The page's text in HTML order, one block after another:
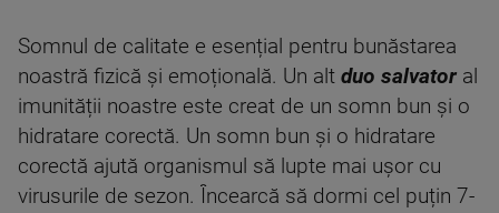
Somnul de calitate e esențial pentru bunăstarea
noastră fizică și emoțională. Un alt duo salvator al
imunității noastre este creat de un somn bun și o
hidratare corectă. Un somn bun și o hidratare
corectă ajută organismul să lupte mai ușor cu
virusurile de sezon. Încearcă să dormi cel puțin 7-